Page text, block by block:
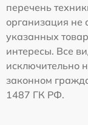
перечень
организация
указанных
интересы. Все
исключительно
законном
1487 ГК РФ.